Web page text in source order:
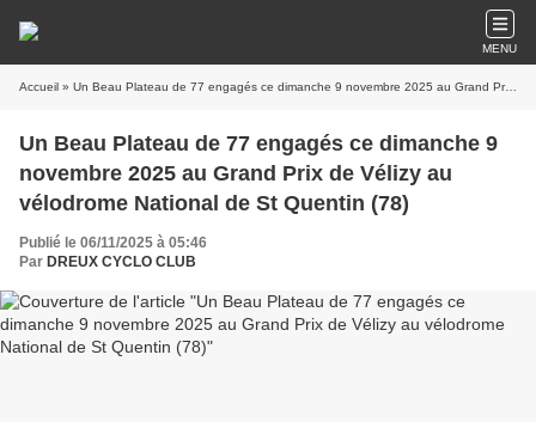
MENU
Accueil » Un Beau Plateau de 77 engagés ce dimanche 9 novembre 2025 au Grand Prix de Vélizy au vélodrome National de St Quentin (78)
Un Beau Plateau de 77 engagés ce dimanche 9
novembre 2025 au Grand Prix de Vélizy au
vélodrome National de St Quentin (78)
Publié le 06/11/2025 à 05:46
Par DREUX CYCLO CLUB